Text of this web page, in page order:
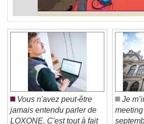
Vous n'avez peut-être
jamais entendu parler de
Je
meeting